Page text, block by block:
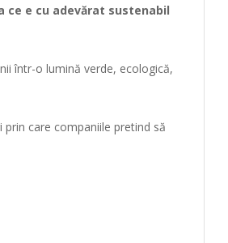
e cu adevărat sustenabil
într-o lumină verde, ecologică,
care companiile pretind să